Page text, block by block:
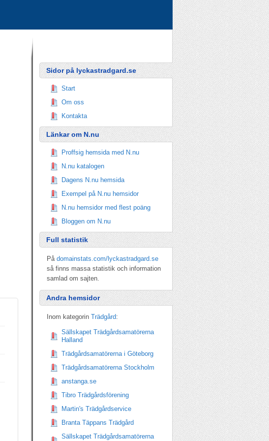
Sidor på lyckastradgard.se
Start
Om oss
Kontakta
Länkar om N.nu
Proffsig hemsida med N.nu
N.nu katalogen
Dagens N.nu hemsida
Exempel på N.nu hemsidor
N.nu hemsidor med flest poäng
Bloggen om N.nu
Full statistik
På domainstats.com/lyckastradgard.se
så finns massa statistik och information
samlad om sajten.
Andra hemsidor
Inom kategorin Trädgård:
Sällskapet Trädgårdsamatörerna
Halland
Trädgårdsamatörerna i Göteborg
Trädgårdsamatörerna Stockholm
anstanga.se
Tibro Trädgårdsförening
Martin's Trädgårdservice
Branta Täppans Trädgård
Sällskapet Trädgårdsamatörerna